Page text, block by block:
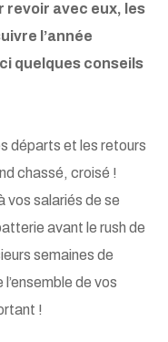
revoir avec eux, les
l’année
quelques conseils
départs et les retours
chassé, croisé !
vos salariés de se
avant le rush de
semaines de
de vos
!